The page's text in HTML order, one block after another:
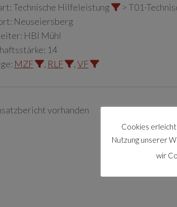
Technische Hilfeleistung
> T01-
Neuseiersberg
HBI Mühl
14
MZF , RLF ,VF
vorhanden
Cookies
Nutzung unserer
wir